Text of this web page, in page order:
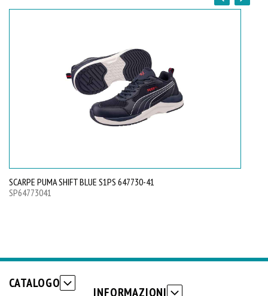
SCARPE PUMA SHIFT BLUE S1PS 647730-41
SP64773041
CATALOGO
INFORMAZIONI